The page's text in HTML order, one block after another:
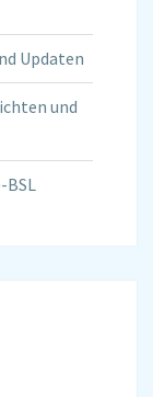
Updaten
und